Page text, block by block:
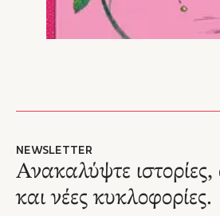
NEWSLETTER
Ανακαλύψτε ιστορίες,
και νέες κυκλοφορίες.